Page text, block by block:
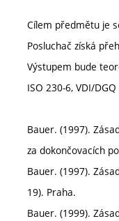
Cílem předmětu je
Posluchač získá
Výstupem bude
ISO 230-6, VDI/
Bauer. (1997).
za dokončovacích
Bauer. (1997).
19). Praha.
Bauer. (1999).